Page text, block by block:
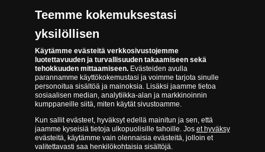
Tekniset tiedot
Kolikoiden määrä:
4
Metalli:
Hopea
Alkuperä:
Rooman valtakunta,
Sasanidien valtakunta,
Kabul Shahit ja Abbasidien
kalifaatti
Nimellisarvot:
Denaari, drakma, jital ja
Teemme kokemuksestasi
yksilöllisen
Käytämme evästeitä verkkosivustojemme
luotettavuuden ja turvallisuuden takaamiseen sekä
tehokkuuden mittaamiseen.Evästeiden avulla
parannamme käyttökokemustasi ja voimme tarjota sinulle
personoitua sisältöä ja mainoksia. Lisäksi jaamme tietoa
sosiaalisen median, analytiikka-alan ja markkinoinnin
kumppaneille siitä, miten käytät sivustoamme.
Kun sallit evästeet, hyväksyt edellä mainitun ja sen, että
jaamme kyseisiä tietoja ulkopuolisille tahoille. Jos et hyväksy
evästeitä, käytämme vain olennaisia evästeitä, jolloin et
valitettavasti saa henkilökohtaisia sisältöjä.